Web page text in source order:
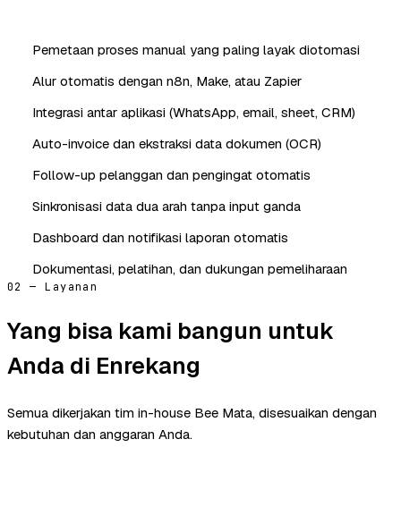
Pemetaan proses manual yang paling layak diotomasi
Alur otomatis dengan n8n, Make, atau Zapier
Integrasi antar aplikasi (WhatsApp, email, sheet, CRM)
Auto-invoice dan ekstraksi data dokumen (OCR)
Follow-up pelanggan dan pengingat otomatis
Sinkronisasi data dua arah tanpa input ganda
Dashboard dan notifikasi laporan otomatis
Dokumentasi, pelatihan, dan dukungan pemeliharaan
02 — Layanan
Yang bisa kami bangun untuk
Anda di Enrekang
Semua dikerjakan tim in-house Bee Mata, disesuaikan dengan
kebutuhan dan anggaran Anda.